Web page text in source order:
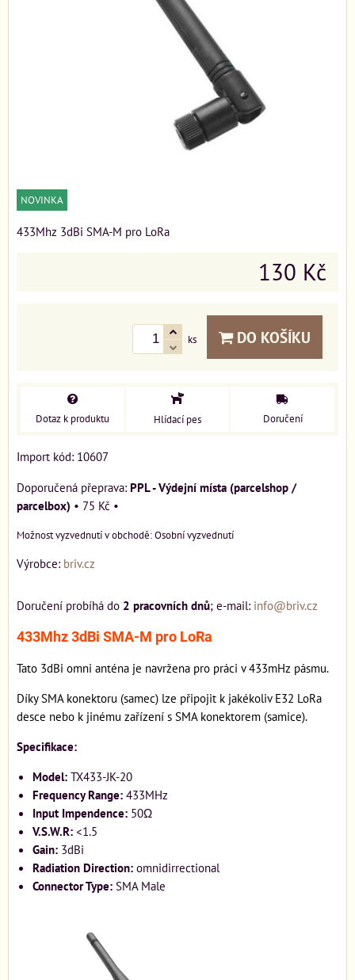
NOVINKA
433Mhz 3dBi SMA-M pro LoRa
130 Kč
ks DO KOŠÍKU
Dotaz k produktu Hlídací pes Doručení
Import kód: 10607
PPL - Výdejní místa (parcelshop /
parcelbox) • 75 Kč •
Osobní vyzvednutí
Výrobce: briv.cz
Doručení probíhá do 2 pracovních dnů; e-mail: info@briv.cz
433Mhz 3dBi SMA-M pro LoRa
Tato 3dBi omni anténa je navržena pro práci v 433mHz pásmu.
Díky SMA konektoru (samec) lze připojit k jakékoliv E32 LoRa
desce nebo k jinému zařízení s SMA konektorem (samice).
Specifikace:
Model: TX433-JK-20
Frequency Range: 433MHz
Input Impendence: 50Ω
V.S.W.R: <1.5
Gain: 3dBi
Radiation Direction: omnidirrectional
Connector Type: SMA Male